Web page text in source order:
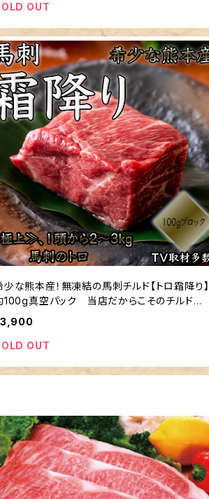
OUT
少な熊本産！無凍結の馬刺チルド【トロ霜降り】
100g真空パック 当店だからこそのチルド発
OUT